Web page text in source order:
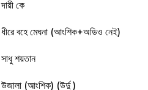
দায়ী কে
ধীরে বহে মেঘনা (আংশিক+অডিও নেই)
সাধু শয়তান
উজালা (আংশিক) (উর্দু )